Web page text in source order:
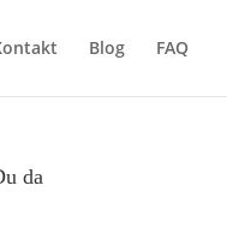
Blog FAQ
da